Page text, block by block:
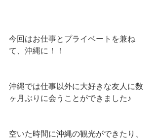
今回はお仕事とプライベートを兼ね
て、沖縄に！！
沖縄では仕事以外に大好きな友人に数
ヶ月ぶりに会うことができました♪
空いた時間に沖縄の観光ができたり、